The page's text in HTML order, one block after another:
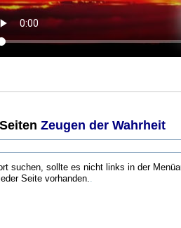
Zeugen der Wahrheit
suchen, sollte es nicht links in der
Seite vorhanden..